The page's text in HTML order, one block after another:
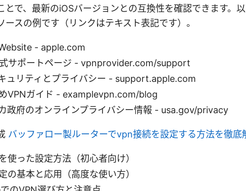
とで、最新のiOSバージョンとの互換性を確認できます。
ースの例です（リンクはテキスト表記です）。
- apple.com
サポートページ - vpnprovider.com/support
ュリティとプライバシー - support.apple.com
VPNガイド - examplevpn.com/blog
政府のオンラインプライバシー情報 - usa.gov/privacy
バッファロー製ルーターでvpn接続を設定する方法を徹底
使った設定方法（初心者向け）
の基本と応用（高度な使い方）